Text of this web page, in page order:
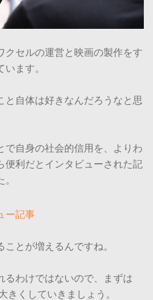
クセルの運営と映画の製作をす
ます。
と自体は好きなんだろうなと思
で自身の社会的信用を、よりわ
便利だとインタビューされた記
ー記事
とが増えるんですね。
るわけではないので、まずは
きくしていきましょう。